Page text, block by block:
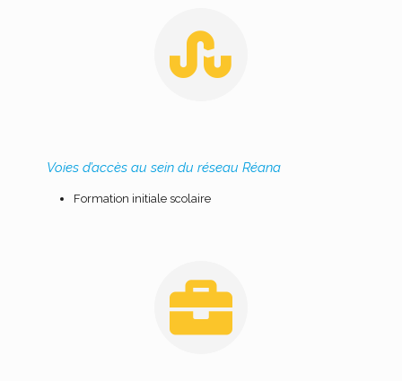
Voies d’accès au sein du réseau Réana
Formation initiale scolaire